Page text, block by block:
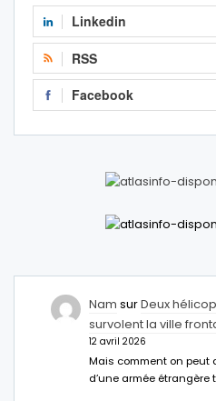
Linkedin
RSS
Facebook
Nam surDeux
survolent la ville
12 avril 2026
Mais comment on peut
d’une armée étrangère